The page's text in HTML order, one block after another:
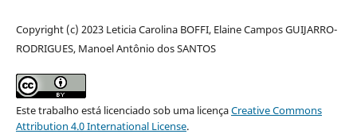
Copyright (c) 2023 Leticia Carolina BOFFI, Elaine Campos GUIJARRO-
RODRIGUES, Manoel Antônio dos SANTOS
Este trabalho está licenciado sob uma licençaCreative Commons
Attribution 4.0 International License.